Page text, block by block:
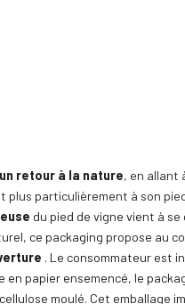
un retour à la nature, en allant
plus particulièrement à son
du pied de vigne vient à
ce packaging propose au
. Le consommateur est
papier ensemencé, le
moulé. Cet emballage